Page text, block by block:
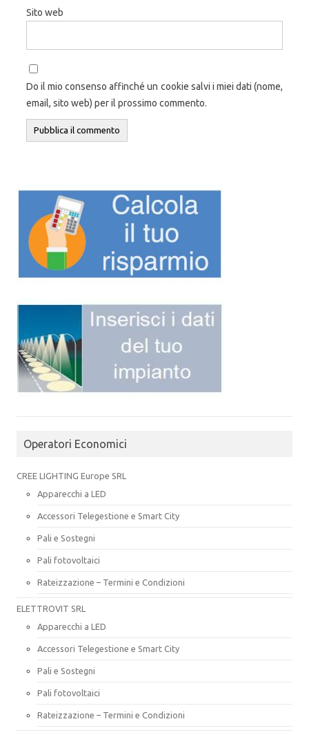
Sito web
Do il mio consenso affinché un cookie salvi i miei dati (nome,
email, sito web) per il prossimo commento.
Operatori Economici
CREE LIGHTING Europe SRL
Apparecchi a LED
Accessori Telegestione e Smart City
Pali e Sostegni
Pali fotovoltaici
Rateizzazione – Termini e Condizioni
ELETTROVIT SRL
Apparecchi a LED
Accessori Telegestione e Smart City
Pali e Sostegni
Pali fotovoltaici
Rateizzazione – Termini e Condizioni